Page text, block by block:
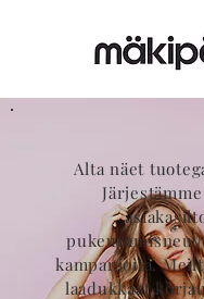
Alta näet
kampanjoita.
laadukkaat